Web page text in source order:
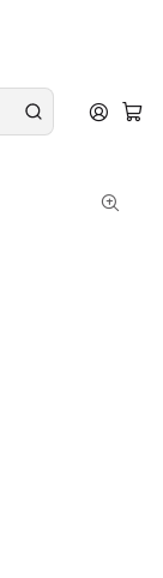
Tinto 75cl